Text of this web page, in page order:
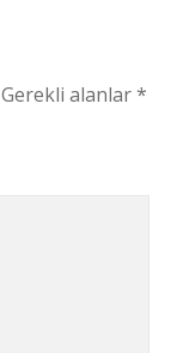
Gerekli alanlar*